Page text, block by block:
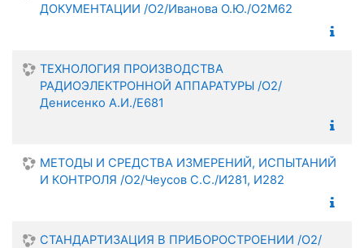
ДОКУМЕНТАЦИИ /О2/Иванова О.Ю./О2М62
ТЕХНОЛОГИЯ ПРОИЗВОДСТВА
РАДИОЭЛЕКТРОННОЙ АППАРАТУРЫ /О2/
Денисенко А.И./Е681
МЕТОДЫ И СРЕДСТВА ИЗМЕРЕНИЙ, ИСПЫТАНИЙ
И КОНТРОЛЯ /О2/Чеусов С.С./И281, И282
СТАНДАРТИЗАЦИЯ В ПРИБОРОСТРОЕНИИ /О2/